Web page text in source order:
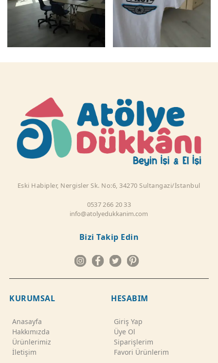
Eski Habipler, Nergisler Sk. No:6, 34270 Sultangazi/İstanbul
0537 266 20 33
info@atolyedukkanim.com
Bizi Takip Edin
KURUMSAL
Anasayfa
Hakkımızda
Ürünlerimiz
İletişim
HESABIM
Giriş Yap
Üye Ol
Siparişlerim
Favori Ürünlerim